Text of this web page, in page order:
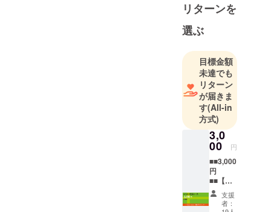
ロックドラ
ムを始め
る。後に
ジャズ、
フュージョ
ンなども含
め名古屋を
中心に東
京、横浜な
どで活動。
ヴァイオリ
ンを再開し
たのは25歳
の頃。ヨー
ロッパ何ヵ
リターンを
選ぶ
目標金額
未達でも
リターン
が届きま
す(All-in
方式)
3,0
00 円
■■3,000
円
■■【と
にかく
応援
コー
支援
者：